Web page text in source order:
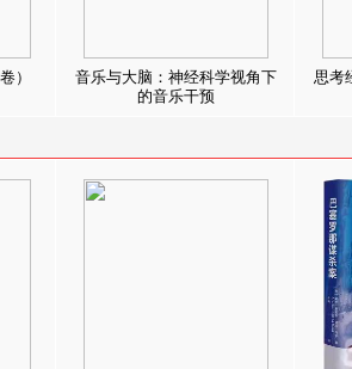
）
音乐与大脑：神经科学视角下
的音乐干预
思考